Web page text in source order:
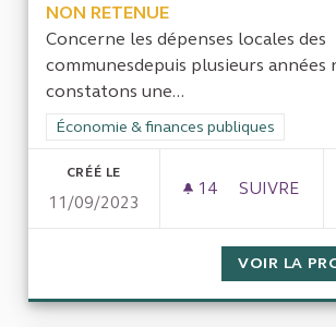
NON RETENUE
Concerne les dépenses locales des
communesdepuis plusieurs années
constatons une...
Filtrer les résultats de la catégorie :
Économie & finances publiques
CRÉÉ LE
11/09/2023
14 14 ABONNÉS
SUIVRE
VOIR LA